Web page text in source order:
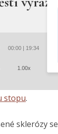
00:00 | 19:34
1.00x
stopu.
sklerózy